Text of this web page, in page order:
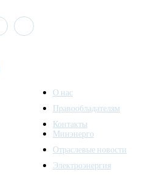
О нас
Правообладателям
Контакты
Минэнерго
Отраслевые новости
Электроэнергия